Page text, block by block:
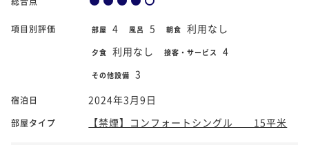
項目別評価 部屋 4 風呂 5 朝食 利用なし
夕食 利用なし 接客・サービス 4
その他設備 3
宿泊日 2024年3月9日
部屋タイプ 【禁煙】コンフォートシングル 15平米